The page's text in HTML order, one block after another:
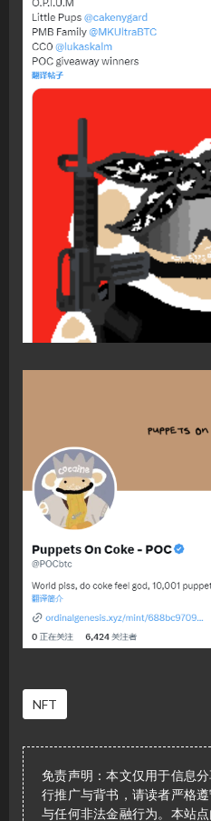
NFT
免责声明：本文仅用于信息
行推广与背书，请读者严格
与任何非法金融行为。本站